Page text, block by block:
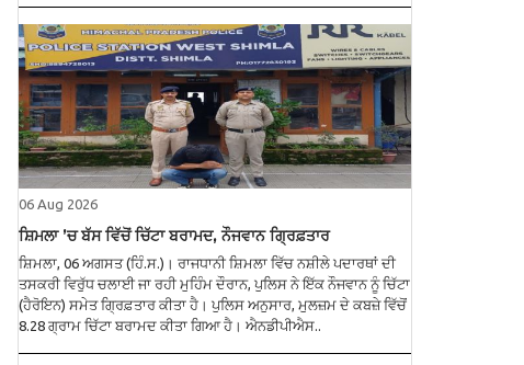
06 Aug 2026
ਸ਼ਿਮਲਾ ’ਚ ਬੱਸ ਵਿੱਚੋਂ ਚਿੱਟਾ ਬਰਾਮਦ, ਨੌਜਵਾਨ ਗ੍ਰਿਫ਼ਤਾਰ
ਸ਼ਿਮਲਾ, 06 ਅਗਸਤ (ਹਿੰ.ਸ.)। ਰਾਜਧਾਨੀ ਸ਼ਿਮਲਾ ਵਿੱਚ ਨਸ਼ੀਲੇ ਪਦਾਰਥਾਂ ਦੀ
ਤਸਕਰੀ ਵਿਰੁੱਧ ਚਲਾਈ ਜਾ ਰਹੀ ਮੁਹਿੰਮ ਦੌਰਾਨ, ਪੁਲਿਸ ਨੇ ਇੱਕ ਨੌਜਵਾਨ ਨੂੰ ਚਿੱਟਾ
(ਹੈਰੋਇਨ) ਸਮੇਤ ਗ੍ਰਿਫ਼ਤਾਰ ਕੀਤਾ ਹੈ। ਪੁਲਿਸ ਅਨੁਸਾਰ, ਮੁਲਜ਼ਮ ਦੇ ਕਬਜ਼ੇ ਵਿੱਚੋਂ
8.28 ਗ੍ਰਾਮ ਚਿੱਟਾ ਬਰਾਮਦ ਕੀਤਾ ਗਿਆ ਹੈ। ਐਨਡੀਪੀਐਸ..